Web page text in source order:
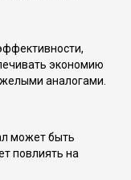
экономию
аналогами.
может быть
повлиять на